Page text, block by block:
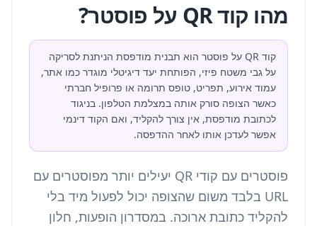
מהו קוד QR על פוסטר?
קוד QR על פוסטר הוא תבנית מודפסת הניתנת לסריקה
על גבי משטח פיזי, הפותחת יעד דיגיטלי מוגדר כמו אתר,
עמוד אירוע, תפריט, טופס תרומה או פרופיל חברתי
כאשר הצופה סורק אותה במצלמת הטלפון. בניגוד
לכתובת מודפסת, אין צורך להקליד, ואם הקוד דינמי
אפשר לעדכן אותו לאחר ההדפסה.
פוסטרים עם קודי QR יעילים יותר מפוסטרים עם
URL בלבד משום שהצופה יכול לפעול מיד בלי
להקליד כתובת ארוכה. במסדרון הופעות, חלון